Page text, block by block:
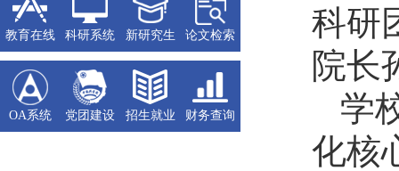
教育在线 科研系统 新研究生 论文检索
OA系统 党团建设 招生就业 财务查询
科研
院长
学
化核